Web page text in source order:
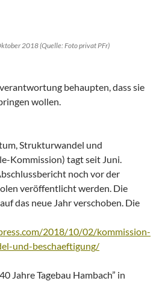
2018 (Quelle: Foto privat PFr)
behaupten, dass sie
wollen.
Strukturwandel und
Kommission) tagt seit Juni.
noch vor der
veröffentlicht werden. Die
das neue Jahr verschoben. Die
2018/10/02/kommission-
und-beschaeftigung/
Jahre Tagebau Hambach” in